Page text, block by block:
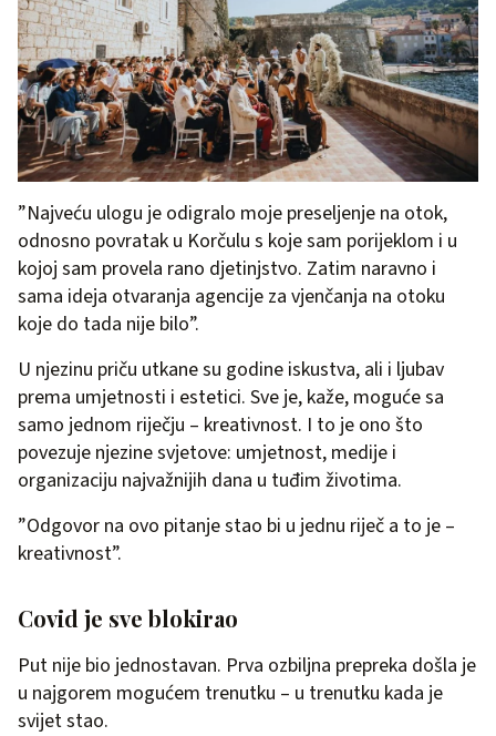
”Najveću ulogu je odigralo moje preseljenje na otok,
odnosno povratak u Korčulu s koje sam porijeklom i u
kojoj sam provela rano djetinjstvo. Zatim naravno i
sama ideja otvaranja agencije za vjenčanja na otoku
koje do tada nije bilo”.
U njezinu priču utkane su godine iskustva, ali i ljubav
prema umjetnosti i estetici. Sve je, kaže, moguće sa
samo jednom riječju – kreativnost. I to je ono što
povezuje njezine svjetove: umjetnost, medije i
organizaciju najvažnijih dana u tuđim životima.
”Odgovor na ovo pitanje stao bi u jednu riječ a to je –
kreativnost”.
Covid je sve blokirao
Put nije bio jednostavan. Prva ozbiljna prepreka došla je
u najgorem mogućem trenutku – u trenutku kada je
svijet stao.